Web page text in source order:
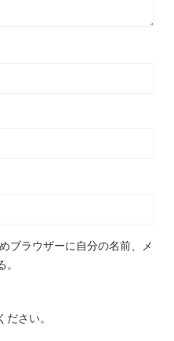
ブラウザーに自分の名前、メ
さい。